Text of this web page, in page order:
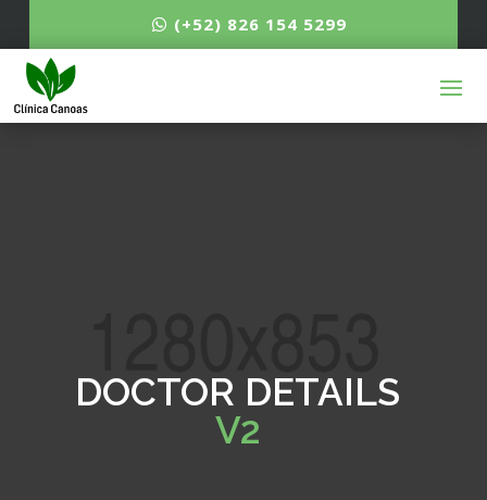
(+52) 826 154 5299
DOCTOR DETAILS
V2